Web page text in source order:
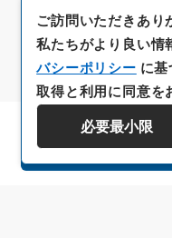
資
ご訪問いただきあり
私たちがより良い情
バシーポリシー に
取得と利用に同意を
必要最小限